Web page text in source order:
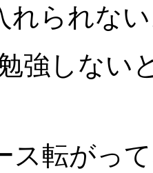
れられな
強しない
ス転がっ